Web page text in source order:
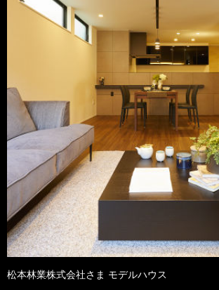
松本林業株式会社さま モデルハウス